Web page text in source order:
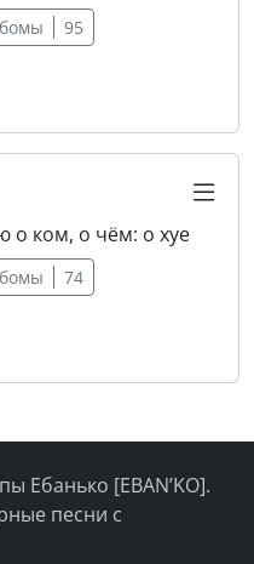
95
о ком, о чём: о хуе
74
Ебанько [EBAN’KO].
песни с